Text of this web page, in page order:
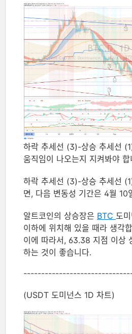
하락 추세선 (3)-상승 추세선
움직임이 나오는지 지켜봐야
하락 추세선 (3)-상승 추세선
면, 다음 변동성 기간은 4월
알트코인의 상승장은 BTC
이하에 위치해 있을 때라
이에 따라서, 63.38 지점 이상
하는 것이 좋습니다.
(USDT 도미넌스 1D 차트)